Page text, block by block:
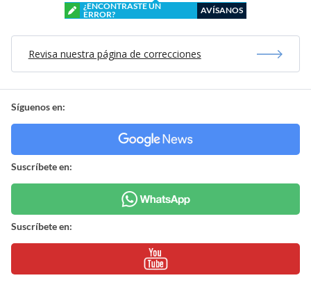
¿ENCONTRASTE UN
ERROR?
AVÍSANOS
Revisa nuestra página de correcciones
Síguenos en:
Suscríbete en:
Suscríbete en: